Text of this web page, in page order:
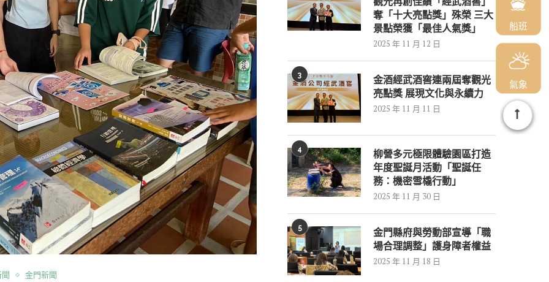
金門新聞
奪「十大亮點獎」殊榮 三大
景點榮獲「最佳人氣獎」
2025 年 11 月 12 日
3
金酒經武酒窖連兩屆奪觀光
亮點獎 展現文化與永續力
2025 年 11 月 11 日
4
柳營多元極限體驗園區打造
年度聖誕月活動「聖誕任
務：機密雪橇行動」
2025 年 11 月 30 日
5
金門縣府與勞動部宣導「職
場合理調整」護身障者權益
2025 年 11 月 18 日
船班
氣象